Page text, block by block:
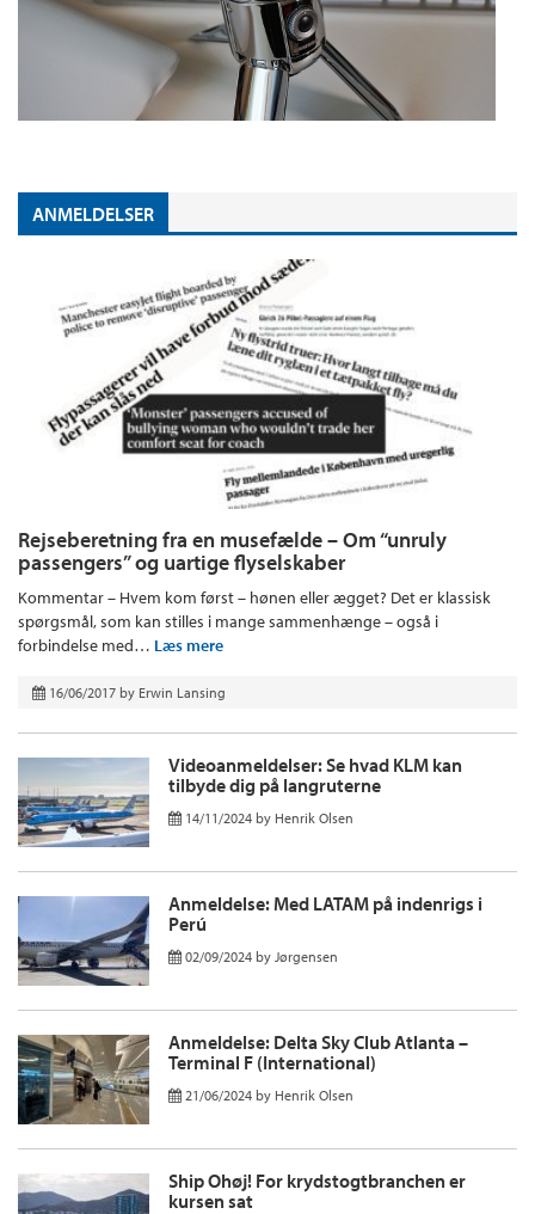
ANMELDELSER
Rejseberetning fra en musefælde – Om “unruly
passengers” og uartige flyselskaber
Kommentar – Hvem kom først – hønen eller ægget? Det er klassisk
spørgsmål, som kan stilles i mange sammenhænge – også i
forbindelse med… Læs mere
16/06/2017 by Erwin Lansing
Videoanmeldelser: Se hvad KLM kan
tilbyde dig på langruterne
14/11/2024 by Henrik Olsen
Anmeldelse: Med LATAM på indenrigs i
Perú
02/09/2024 by Jørgensen
Anmeldelse: Delta Sky Club Atlanta –
Terminal F (International)
21/06/2024 by Henrik Olsen
Ship Ohøj! For krydstogtbranchen er
kursen sat